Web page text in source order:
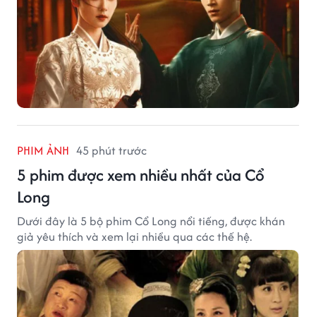
PHIM ẢNH 45 phút trước
5 phim được xem nhiều nhất của Cổ
Long
Dưới đây là 5 bộ phim Cổ Long nổi tiếng, được khán
giả yêu thích và xem lại nhiều qua các thế hệ.